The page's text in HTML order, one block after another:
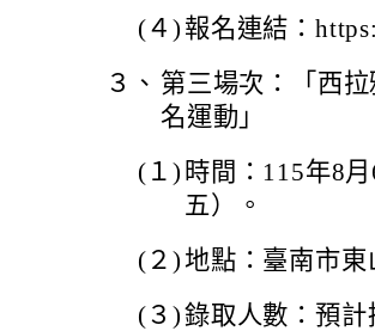
(４) 報名連結：
３、 第三場次：「西
名運動」
(１) 時間：115年8
五）。
(２)地點：臺南市東
(３)錄取人數：預計